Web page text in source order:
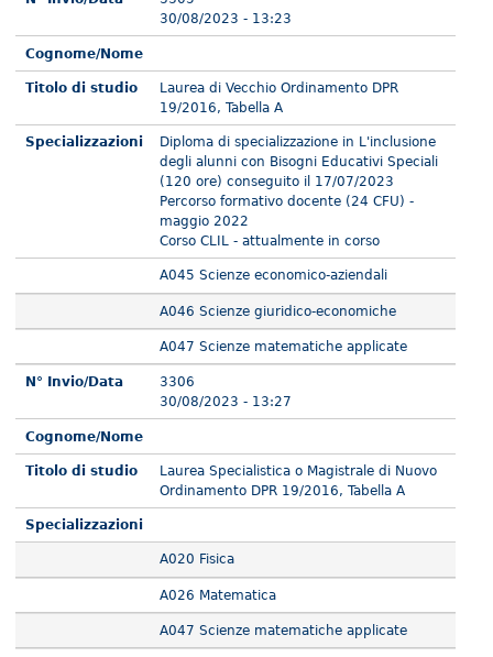
30/08/2023 - 13:23
Cognome/Nome
Titolo di studio
Laurea di Vecchio Ordinamento DPR
19/2016, Tabella A
Specializzazioni
Diploma di specializzazione in L'inclusione
degli alunni con Bisogni Educativi Speciali
(120 ore) conseguito il 17/07/2023
Percorso formativo docente (24 CFU) -
maggio 2022
Corso CLIL - attualmente in corso
A045 Scienze economico-aziendali
A046 Scienze giuridico-economiche
A047 Scienze matematiche applicate
N° Invio/Data
3306
30/08/2023 - 13:27
Cognome/Nome
Titolo di studio
Laurea Specialistica o Magistrale di Nuovo
Ordinamento DPR 19/2016, Tabella A
Specializzazioni
A020 Fisica
A026 Matematica
A047 Scienze matematiche applicate